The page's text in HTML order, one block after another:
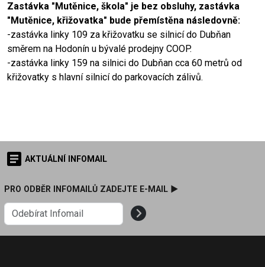
Zastávka "Mutěnice, škola" je bez obsluhy, zastávka
"Mutěnice, křižovatka" bude přemístěna následovně:
-zastávka linky 109 za křižovatku se silnicí do Dubňan
směrem na Hodonín u bývalé prodejny COOP.
-zastávka linky 159 na silnici do Dubňan cca 60 metrů od
křižovatky s hlavní silnicí do parkovacích zálivů.
AKTUÁLNÍ INFOMAIL
PRO ODBĚR INFOMAILŮ ZADEJTE E-MAIL ►